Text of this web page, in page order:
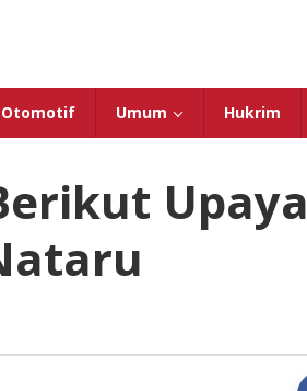
Otomotif Umum Hukrim
Upaya